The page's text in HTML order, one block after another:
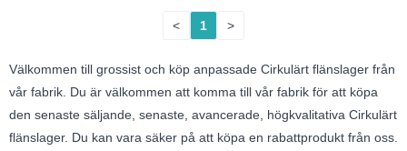
< 1 >
Välkommen till grossist och köp anpassade Cirkulärt flänslager från
vår fabrik. Du är välkommen att komma till vår fabrik för att köpa
den senaste säljande, senaste, avancerade, högkvalitativa Cirkulärt
flänslager. Du kan vara säker på att köpa en rabattprodukt från oss.